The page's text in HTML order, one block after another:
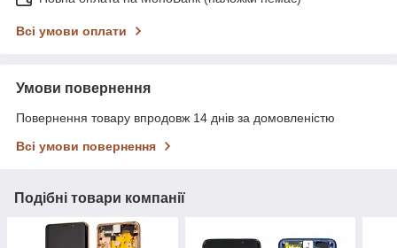
Всі умови оплати
Умови повернення
Повернення товару впродовж 14 днів за домовленістю
Всі умови повернення
Подібні товари компанії